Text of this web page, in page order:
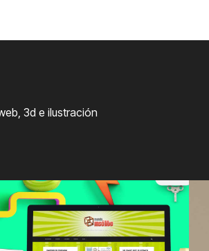
3d e ilustración